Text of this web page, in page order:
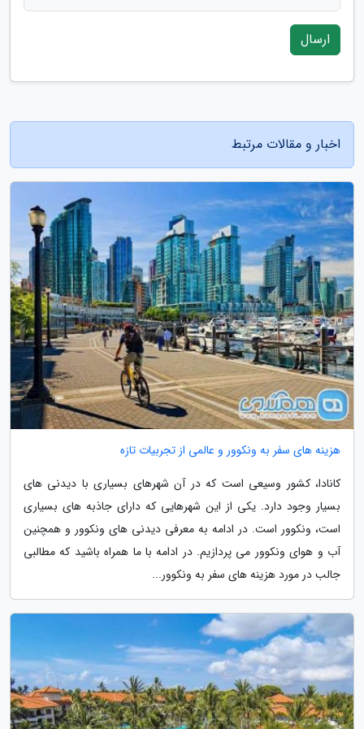
ارسال
اخبار و مقالات مرتبط
هزینه های سفر به ونکوور و عالمی از تجربیات تازه
کانادا، کشور وسیعی است که در آن شهرهای بسیاری با دیدنی های
بسیار وجود دارد. یکی از این شهرهایی که دارای جاذبه های بسیاری
است، ونکوور است. در ادامه به معرفی دیدنی های ونکوور و همچنین
آب و هوای ونکوور می پردازیم. در ادامه با ما همراه باشید که مطالبی
جالب در مورد هزینه های سفر به ونکوور...